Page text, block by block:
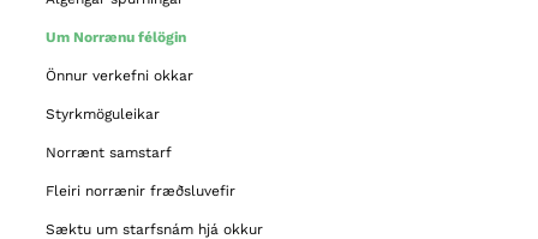
Um Norrænu félögin
Önnur verkefni okkar
Styrkmöguleikar
Norrænt samstarf
Fleiri norrænir fræðsluvefir
Sæktu um starfsnám hjá okkur